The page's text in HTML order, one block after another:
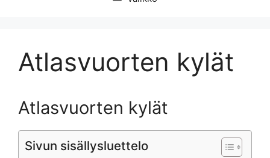
Atlasvuorten kylät
Atlasvuorten kylät
Sivun sisällysluettelo